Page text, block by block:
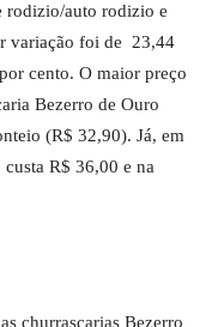
rodizio/auto rodizio e
variação foi de 23,44
cento. O maior preço
Bezerro de Ouro
(R$ 32,90). Já, em
R$ 36,00 e na
churrascarias Bezerro